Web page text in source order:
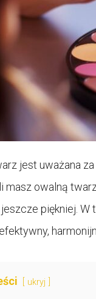
jest uważana
masz owalną
piękniej. W
ukryj